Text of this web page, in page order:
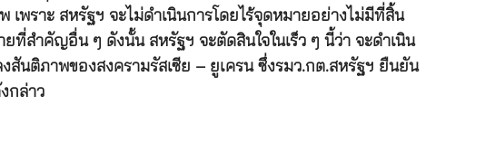
เพราะ สหรัฐฯ จะไม่ดำเนินการโดยไร้จุดหมายอย่างไม่มีที่สิ้น
ที่สำคัญอื่น ๆ ดังนั้น สหรัฐฯ จะตัดสินใจในเร็ว ๆ นี้ว่า จะดำเนิน
นติภาพของสงครามรัสเซีย – ยูเครน ซึ่งรมว.กต.สหรัฐฯ ยืนยัน
กล่าว